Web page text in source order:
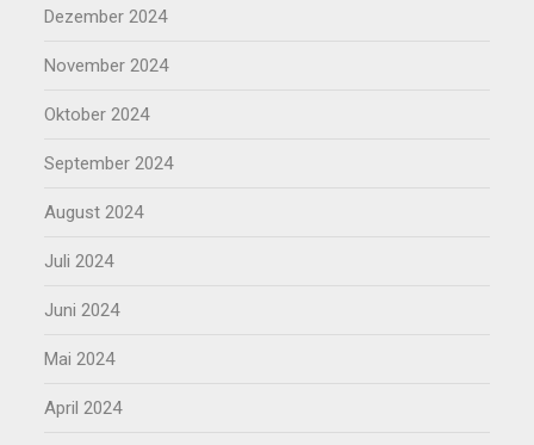
Dezember 2024
November 2024
Oktober 2024
September 2024
August 2024
Juli 2024
Juni 2024
Mai 2024
April 2024